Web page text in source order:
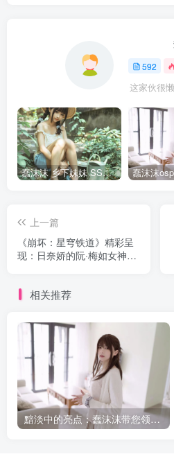
592
这家伙很
蠢沫沫 乡下妹妹 SSR级 [125P-1.24GB]全部作品点我下载
上一篇
《崩坏：星穹铁道》精彩呈
现：日奈娇的阮·梅如女神般
相关推荐
黯淡中的亮点：蠢沫沫带您领略烛灯下的艺术